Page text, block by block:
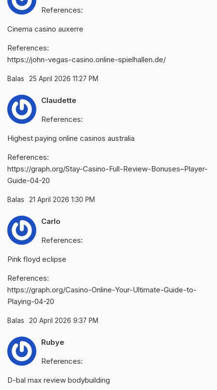
References:
Cinema casino auxerre
References:
https://john-vegas-casino.online-spielhallen.de/
Balas 25 April 2026 11:27 PM
Claudette
References:
Highest paying online casinos australia
References:
https://graph.org/Stay-Casino-Full-Review-Bonuses–Player-
Guide-04-20
Balas 21 April 2026 1:30 PM
Carlo
References:
Pink floyd eclipse
References:
https://graph.org/Casino-Online-Your-Ultimate-Guide-to-
Playing-04-20
Balas 20 April 2026 9:37 PM
Rubye
References:
D-bal max review bodybuilding